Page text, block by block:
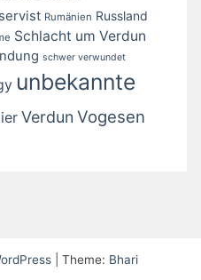
Rumänien Russland
Schlacht um Verdun
schwer verwundet
unbekannte
Verdun Vogesen
Theme: Bhari